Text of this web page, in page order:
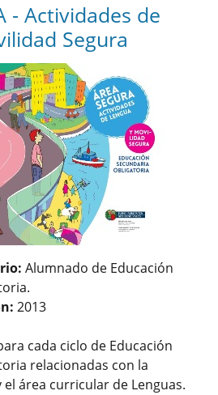
- Actividades de
Segura
Alumnado de Educación
2013
cada ciclo de Educación
relacionadas con la
área curricular de Lenguas.